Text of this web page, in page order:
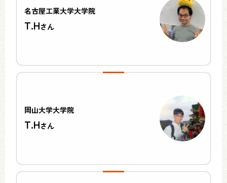
名古屋工業大学大学院
T.Hさん
岡山大学大学院
T.Hさん